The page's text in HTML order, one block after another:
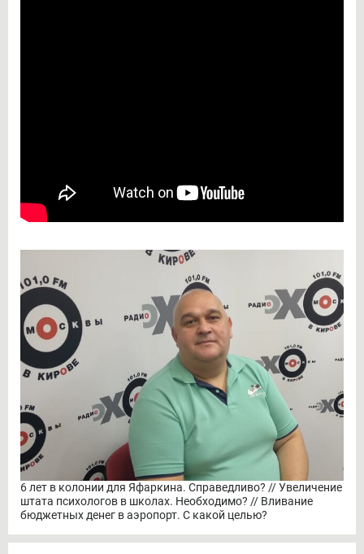
6 лет в колонии для Яфаркина. Справедливо? // Увеличение
штата психологов в школах. Необходимо? // Вливание
бюджетных денег в аэропорт. С какой целью?